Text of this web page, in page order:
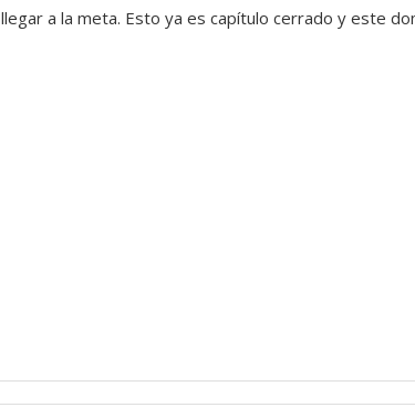
a la meta. Esto ya es capítulo cerrado y este